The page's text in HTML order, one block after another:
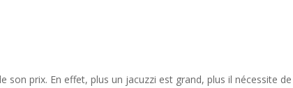
prix. En effet, plus un jacuzzi est grand, plus il nécessite